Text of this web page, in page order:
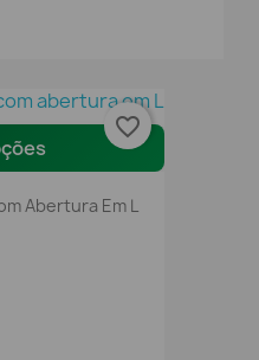
Abertura Em L
favorite_border